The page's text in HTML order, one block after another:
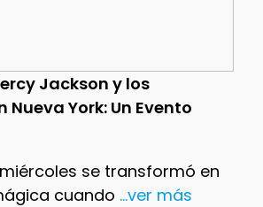
Jackson y los
Nueva York: Un Evento
se transformó en
cuando ...ver más